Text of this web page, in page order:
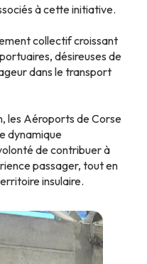
à cette initiative.
collectif croissant
désireuses de
dans le transport
les Aéroports de Corse
dynamique
de contribuer à
passager, tout en
insulaire.